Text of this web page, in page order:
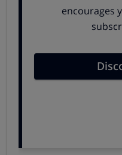
debemosconsumirlos
En estos
adecuadamente:
riesgo de que haya
mayor una vez
alimentos